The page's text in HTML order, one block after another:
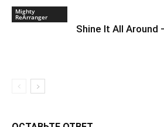
Mighty
ReArranger
Shine It All Around